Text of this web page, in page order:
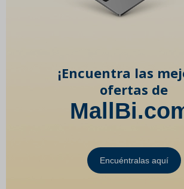
¡Encuentra las
ofertas de
Encuéntralas aquí